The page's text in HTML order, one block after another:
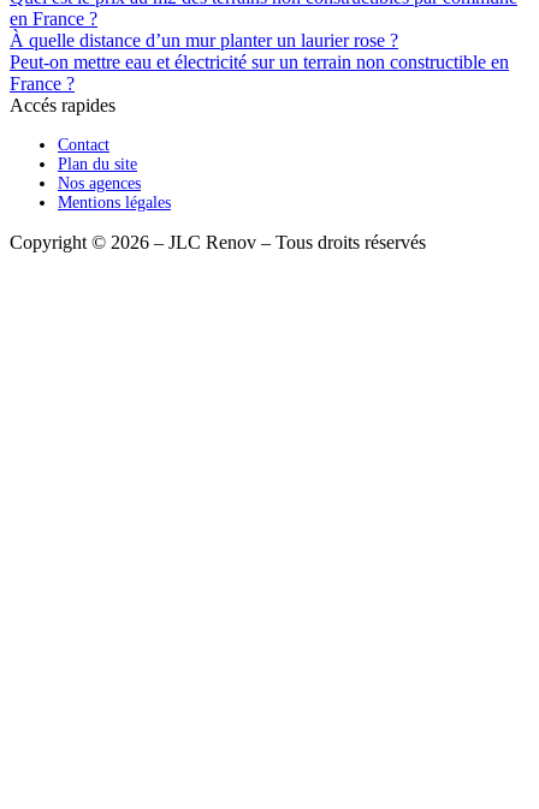
en France ?
À quelle distance d’un mur planter un laurier rose ?
Peut-on mettre eau et électricité sur un terrain non constructible en
France ?
Accés rapides
Contact
Plan du site
Nos agences
Mentions légales
Copyright © 2026 – JLC Renov – Tous droits réservés